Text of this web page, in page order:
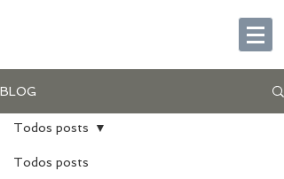
BLOG
Todos posts
Todos posts